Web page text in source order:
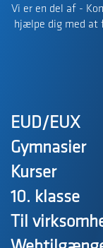
Vi er en del af -
hjælpe dig med at
EUD/EUX
Gymnasier
Kurser
10. klasse
Til